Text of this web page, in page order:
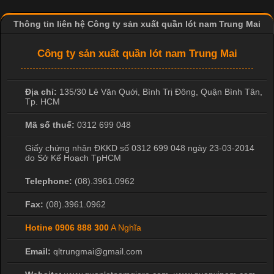
Thông tin liên hệ Công ty sản xuất quần lót nam Trung Mai
Công ty sản xuất quần lót nam Trung Mai
Địa chỉ: 135/30 Lê Văn Quới, Bình Trị Đông Quận Bình Tân
Tp. HCM
Mã số thuế: 0312 699 048
Giấy chứng nhận ĐKKD số 0312 699 048 ngày 23-03-2014
do Sở Kế Hoạch TpHCM
Telephone: (08).3961.0962
Fax: (08).3961.0962
Hotine 0906 888 300A Nghĩa
Email: qltrungmai@gmail.com